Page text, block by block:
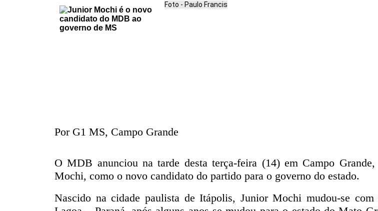
Foto - Paulo Francis
Por G1 MS, Campo Grande
O MDB anunciou na tarde desta terça-feira (14) em Campo
Mochi, como o novo candidato do partido para o governo do estado.
Nascido na cidade paulista de Itápolis, Junior Mochi mudou-se